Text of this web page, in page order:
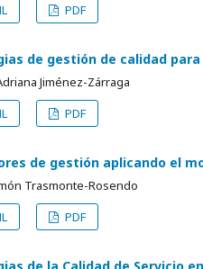
PDF
de gestión de calidad
Jiménez-Zárraga
PDF
de gestión aplicando el
Trasmonte-Rosendo
PDF